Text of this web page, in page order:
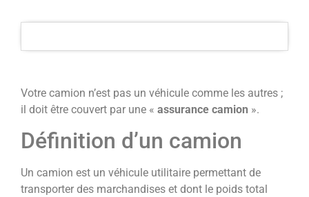
Votre camion n’est pas un véhicule comme les autres ;
il doit être couvert par une « assurance camion ».
Définition d’un camion
Un camion est un véhicule utilitaire permettant de
transporter des marchandises et dont le poids total